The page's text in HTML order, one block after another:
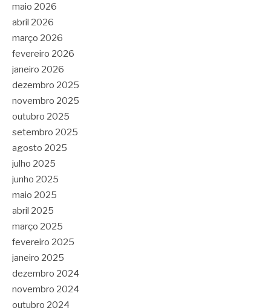
maio 2026
abril 2026
março 2026
fevereiro 2026
janeiro 2026
dezembro 2025
novembro 2025
outubro 2025
setembro 2025
agosto 2025
julho 2025
junho 2025
maio 2025
abril 2025
março 2025
fevereiro 2025
janeiro 2025
dezembro 2024
novembro 2024
outubro 2024